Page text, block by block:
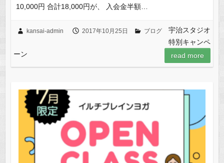
10,000円 合計18,000円が、 入会金半額…
kansai-admin 2017年10月25日 ブログ
宇治スタジオ
特別キャンペ
ーン
read more